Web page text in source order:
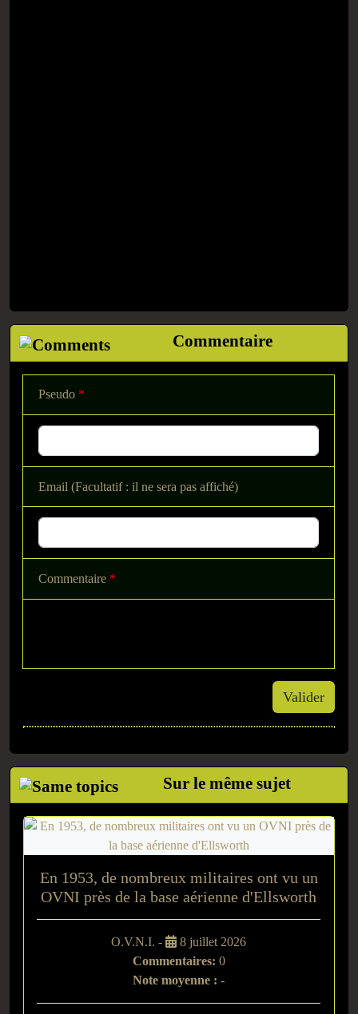
Commentaire
Pseudo *
Email (Facultatif : il ne sera pas affiché)
Commentaire *
Valider
Sur le même sujet
En 1953, de nombreux militaires ont vu un
OVNI près de la base aérienne d'Ellsworth
O.V.N.I. -
8 juillet 2026
Commentaires: 0
Note moyenne : -